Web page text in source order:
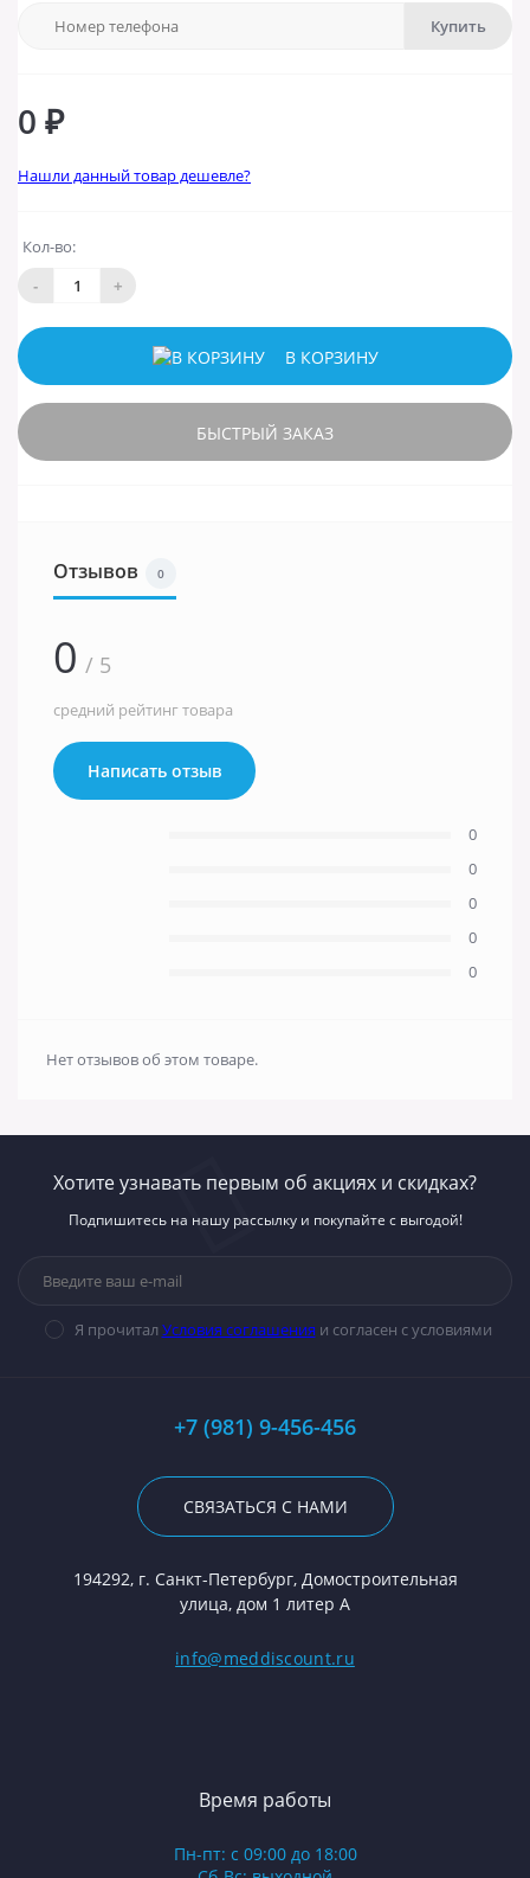
Купить
0 ₽
Нашли данный товар дешевле?
Кол-во:
- +
В КОРЗИНУ
БЫСТРЫЙ ЗАКАЗ
Отзывов 0
0 / 5
средний рейтинг товара
Написать отзыв
0
0
0
0
0
Нет отзывов об этом товаре.
Хотите узнавать первым об акциях и скидках?
Подпишитесь на нашу рассылку и покупайте с выгодой!
Я прочитал Условия соглашения и согласен с условиями
+7 (981) 9-456-456
СВЯЗАТЬСЯ С НАМИ
194292, г. Санкт-Петербург, Домостроительная
улица, дом 1 литер А
info@meddiscount.ru
Время работы
Пн-пт: с 09:00 до 18:00